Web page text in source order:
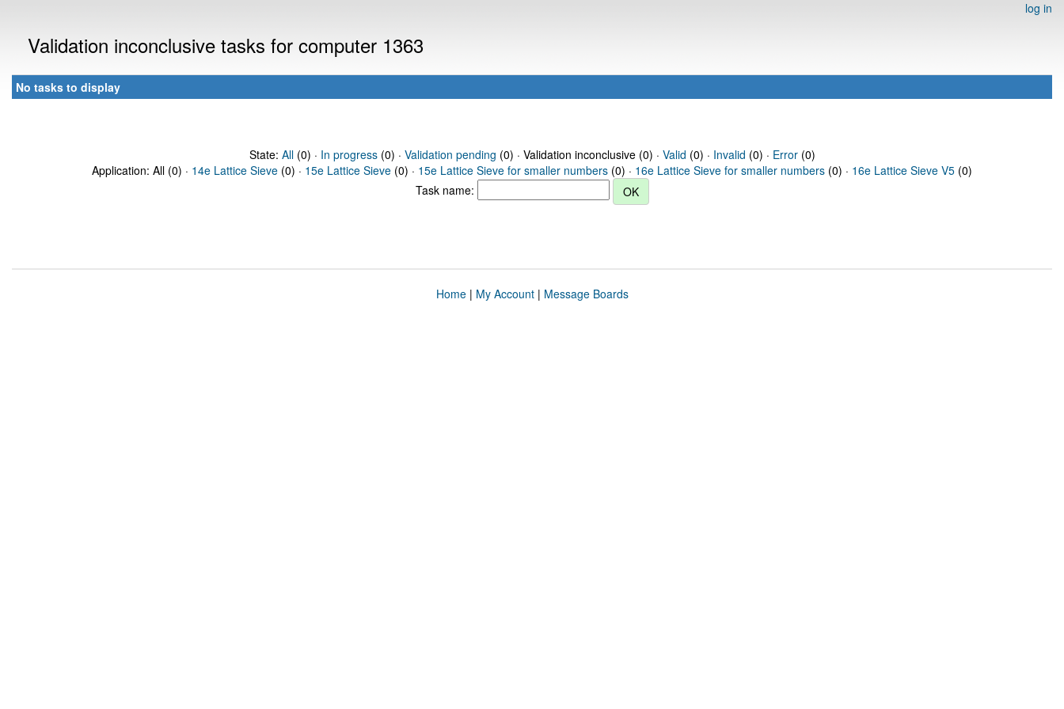
log in
Validation inconclusive tasks for computer 1363
No tasks to display
State: All(0) · In progress(0) · Validation pending (0) · Validation inconclusive (0) · Valid (0) · Invalid (0) · Error(0)
Application: All (0) · 14e Lattice Sieve (0) · 15e Lattice Sieve (0) · 15e Lattice Sieve for smaller numbers (0) · 16e Lattice Sieve for smaller numbers (0) · 16e Lattice Sieve V5 (0)
Task name:
Home| My Account| Message Boards